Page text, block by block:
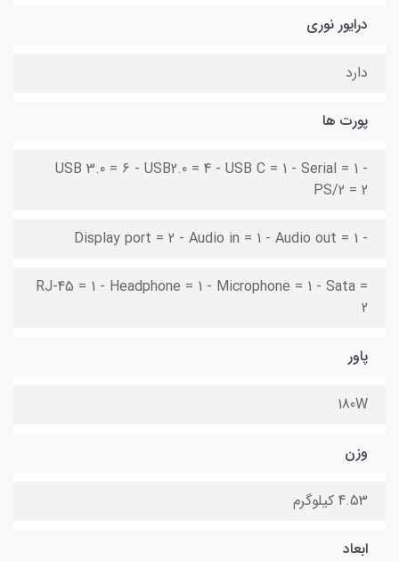
درایور نوری
دارد
پورت ها
USB 3.0 = 6 - USB2.0 = 4 - USB C = 1 - Serial = 1 -
PS/2 = 2
- Display port = 2 - Audio in = 1 - Audio out = 1
RJ-45 = 1 - Headphone = 1 - Microphone = 1 - Sata =
2
پاور
180W
وزن
4.53 کیلوگرم
ابعاد